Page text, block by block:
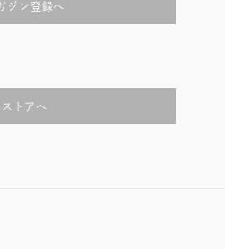
ジン登録へ
トアへ